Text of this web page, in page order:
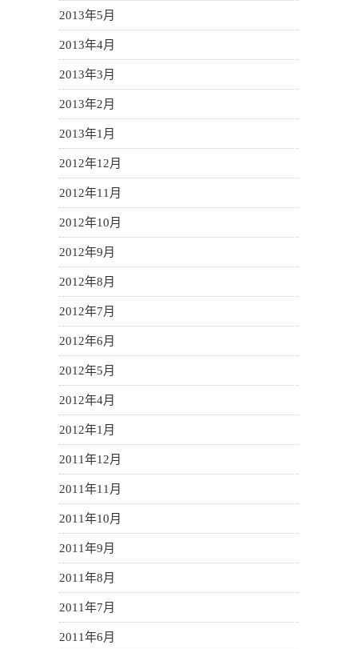
2013年5月
2013年4月
2013年3月
2013年2月
2013年1月
2012年12月
2012年11月
2012年10月
2012年9月
2012年8月
2012年7月
2012年6月
2012年5月
2012年4月
2012年1月
2011年12月
2011年11月
2011年10月
2011年9月
2011年8月
2011年7月
2011年6月